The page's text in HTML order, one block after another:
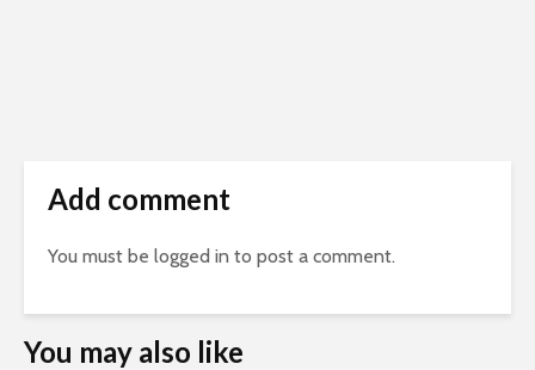
Add comment
You must be logged in to post a comment.
You may also like